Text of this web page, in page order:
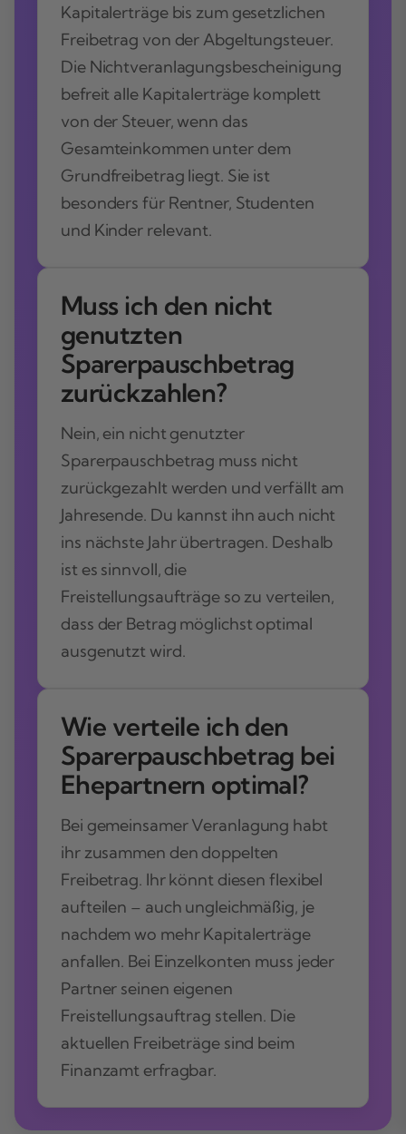
Kapitalerträge bis zum gesetzlichen
Freibetrag von der Abgeltungsteuer.
Die Nichtveranlagungsbescheinigung
befreit alle Kapitalerträge komplett
von der Steuer, wenn das
Gesamteinkommen unter dem
Grundfreibetrag liegt. Sie ist
besonders für Rentner, Studenten
und Kinder relevant.
Muss ich den nicht
genutzten
Sparerpauschbetrag
zurückzahlen?
Nein, ein nicht genutzter
Sparerpauschbetrag muss nicht
zurückgezahlt werden und verfällt am
Jahresende. Du kannst ihn auch nicht
ins nächste Jahr übertragen. Deshalb
ist es sinnvoll, die
Freistellungsaufträge so zu verteilen,
dass der Betrag möglichst optimal
ausgenutzt wird.
Wie verteile ich den
Sparerpauschbetrag bei
Ehepartnern optimal?
Bei gemeinsamer Veranlagung habt
ihr zusammen den doppelten
Freibetrag. Ihr könnt diesen flexibel
aufteilen – auch ungleichmäßig, je
nachdem wo mehr Kapitalerträge
anfallen. Bei Einzelkonten muss jeder
Partner seinen eigenen
Freistellungsauftrag stellen. Die
aktuellen Freibeträge sind beim
Finanzamt erfragbar.